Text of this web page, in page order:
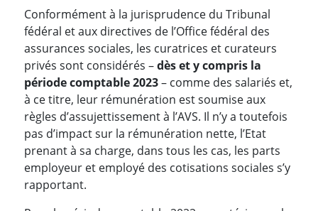
Conformément à la jurisprudence du Tribunal
fédéral et aux directives de l’Office fédéral des
assurances sociales, les curatrices et curateurs
privés sont considérés –dès et y compris la
période comptable 2023– comme des salariés et,
à ce titre, leur rémunération est soumise aux
règles d’assujettissement à l’AVS. Il n’y a toutefois
pas d’impact sur la rémunération nette, l’Etat
prenant à sa charge, dans tous les cas, les parts
employeur et employé des cotisations sociales s’y
rapportant.